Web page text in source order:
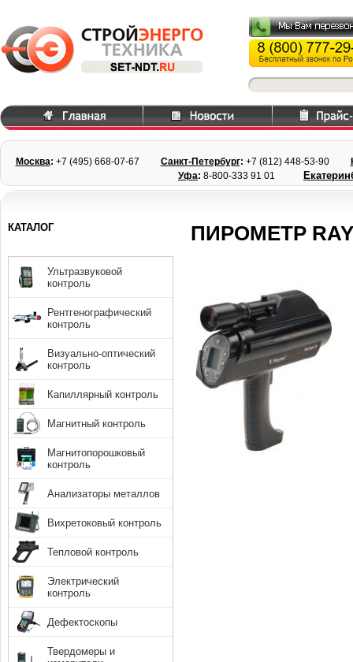
Москва: +7 (495) 668-07-67 Санкт-Петербург: +7 (812) 448-53-90
Уфа: 8-800-333 91 01
ПИРОМЕТР
КАТАЛОГ
Ультразвуковой
контроль
Рентгенографический
контроль
Визуально-оптический
контроль
Капиллярный контроль
Магнитный контроль
Магнитопорошковый
контроль
Анализаторы металлов
Вихретоковый контроль
Тепловой контроль
Электрический
контроль
Дефектоскопы
Твердомеры и